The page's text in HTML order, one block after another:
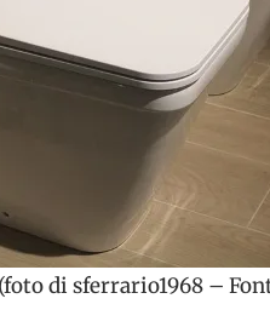
di sferrario1968 –